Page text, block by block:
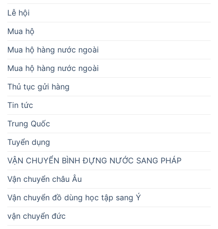
Lễ hội
Mua hộ
Mua hộ hàng nước ngoài
Mua hộ hàng nước ngoài
Thủ tục gửi hàng
Tin tức
Trung Quốc
Tuyển dụng
VẬN CHUYỂN BÌNH ĐỰNG NƯỚC SANG PHÁP
Vận chuyển châu Âu
Vận chuyển đồ dùng học tập sang Ý
vận chuyển đức